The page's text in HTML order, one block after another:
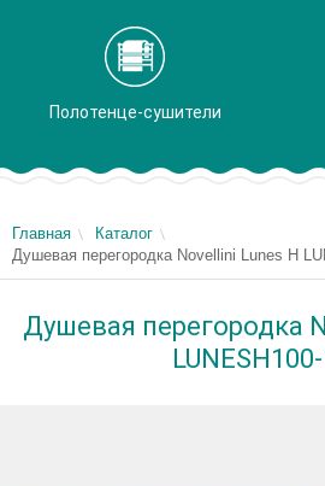
Полотенце-сушители
Главная
Каталог
Душевая перегородка Novellini Lunes H
Душевая перегородка